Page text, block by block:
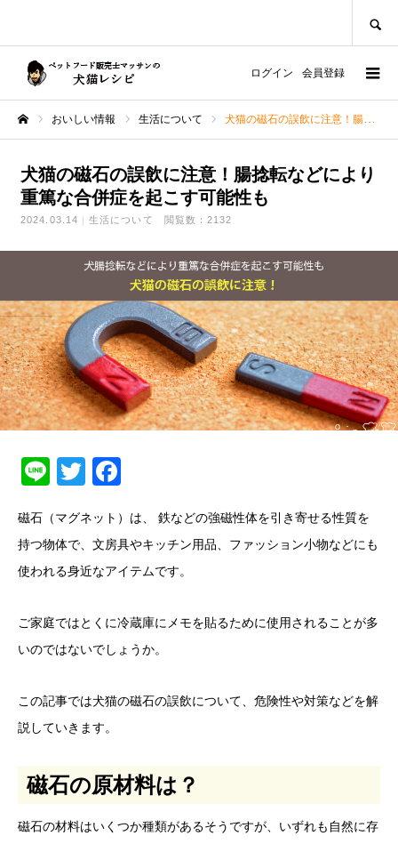
ログイン 会員登録
おいしい情報 生活について 犬猫の磁石の誤飲に注意！腸捻転などにより重篤な合併症を起こす可能性も
犬猫の磁石の誤飲に注意！腸捻転などにより
重篤な合併症を起こす可能性も
2024.03.14 生活について 閲覧数：2132
LineTwitter
磁石（マグネット）は、 鉄などの強磁性体を引き寄せる性質を
持つ物体で、文房具やキッチン用品、ファッション小物などにも
使われる身近なアイテムです。
ご家庭ではとくに冷蔵庫にメモを貼るために使用されることが多
いのではないでしょうか。
この記事では犬猫の磁石の誤飲について、危険性や対策などを解
説していきます。
磁石の原材料は？
磁石の材料はいくつか種類があるそうですが、いずれも自然に存